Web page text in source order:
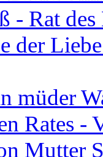
- Rat
der
müder
Rates -
Mutter